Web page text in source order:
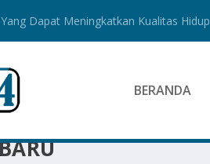
Dapat Meningkatkan Kualitas Hidup
BERANDA